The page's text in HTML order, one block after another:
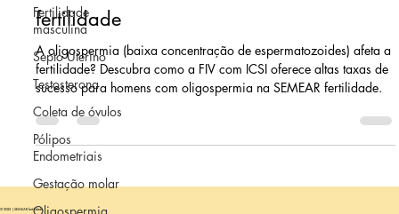
Fertilidade
masculina
Septo Uterino
Testosterona
Coleta de óvulos
Pólipos
Endometriais
Gestação molar
Oligospermia na FIV: É Possível Ter Bons
Resultados? Entenda na SEMEAR
fertilidade
A oligospermia (baixa concentração de espermatozoides) afeta a
fertilidade? Descubra como a FIV com ICSI oferece altas taxas de
sucesso para homens com oligospermia na SEMEAR fertilidade.